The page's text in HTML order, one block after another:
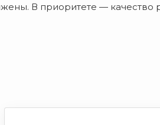
В приоритете — качество